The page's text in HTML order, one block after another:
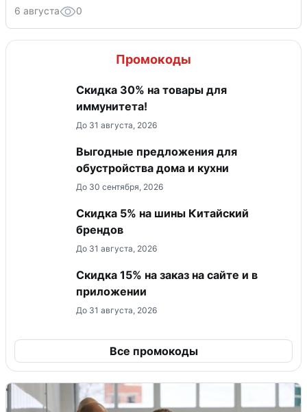
6 августа 0
Промокоды
Скидка 30% на товары для
иммунитета!
До 31 августа, 2026
Выгодные предложения для
обустройства дома и кухни
До 30 сентября, 2026
​Скидка 5% на шины Китайский
брендов
До 31 августа, 2026
Скидка 15% на заказ на сайте и в
приложении
До 31 августа, 2026
Все промокоды